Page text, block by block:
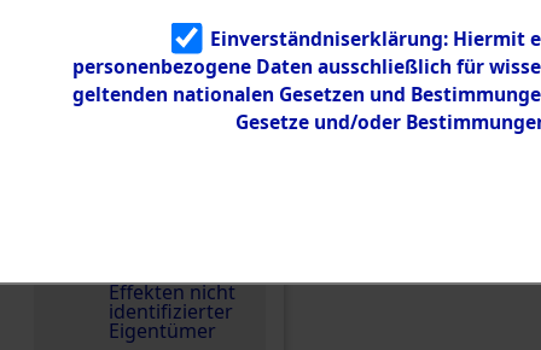
Bayerisches
Landesentsch
ädigungsamt
1.2.9.3
Effekten nicht
identifizierter
Eigentümer
Einverständniserklärung: Hiermit
personenbezogene Daten ausschließlich für
geltenden nationalen Gesetzen und
Gesetze und/oder